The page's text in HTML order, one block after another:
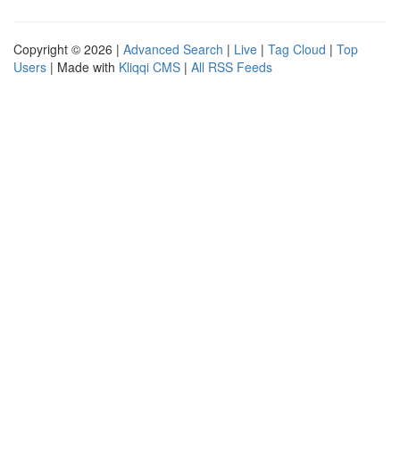
Copyright © 2026 | Advanced Search | Live | Tag Cloud | Top
Users | Made with Kliqqi CMS | All RSS Feeds